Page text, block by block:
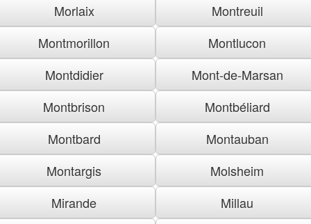
Morlaix
Montreuil
Montmorillon
Montlucon
Montdidier
Mont-de-Marsan
Montbrison
Montbéliard
Montbard
Montauban
Montargis
Molsheim
Mirande
Millau